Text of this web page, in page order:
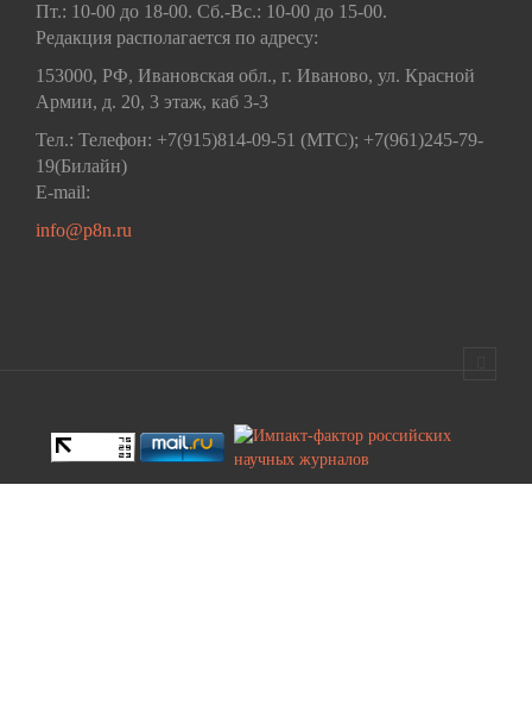
Пт.: 10-00 до 18-00. Сб.-Вс.: 10-00 до 15-00.
Редакция располагается по адресу:
153000, РФ, Ивановская обл., г. Иваново, ул. Красной
Армии, д. 20, 3 этаж, каб 3-3
Тел.: Телефон: +7(915)814-09-51 (МТС); +7(961)245-79-
19(Билайн)
E-mail:
info@p8n.ru